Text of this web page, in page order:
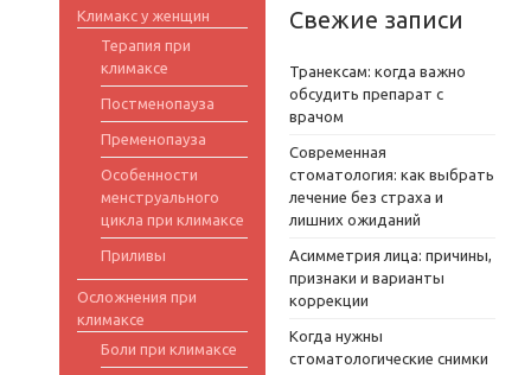
Климакс у женщин
Терапия при
климаксе
Постменопауза
Пременопауза
Особенности
менструального
цикла при климаксе
Приливы
Осложнения при
климаксе
Боли при климаксе
Свежие записи
Транексам: когда важно
обсудить препарат с
врачом
Современная
стоматология: как выбрать
лечение без страха и
лишних ожиданий
Асимметрия лица: причины,
признаки и варианты
коррекции
Когда нужны
стоматологические снимки